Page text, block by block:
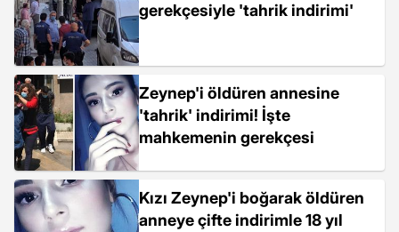
gerekçesiyle 'tahrik indirimi'
Zeynep'i öldüren annesine
'tahrik' indirimi! İşte
mahkemenin gerekçesi
Kızı Zeynep'i boğarak öldüren
anneye çifte indirimle 18 yıl